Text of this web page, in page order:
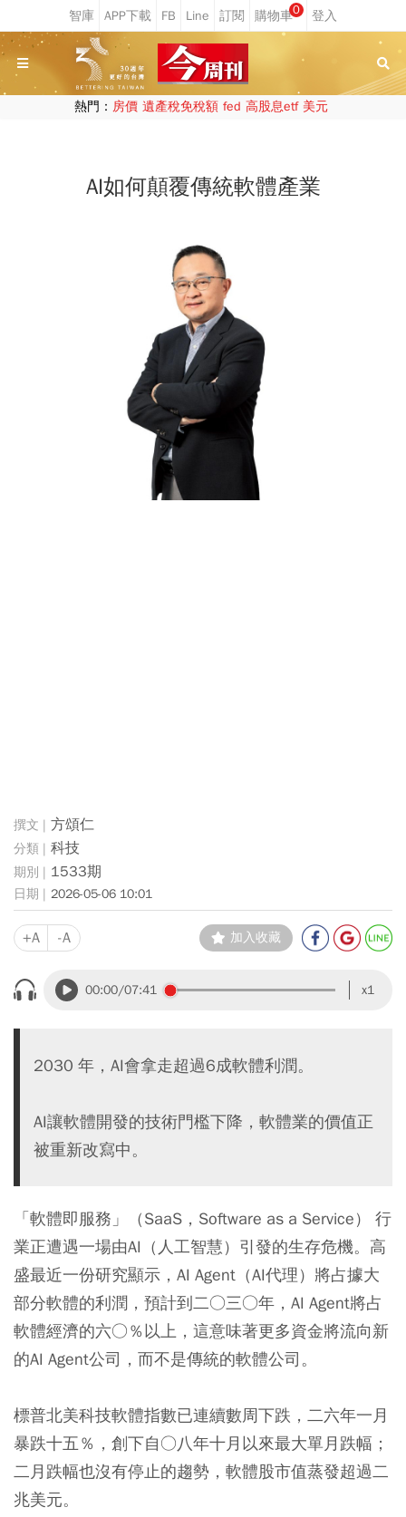
0
熱門： 房價 遺產稅免稅額 fed 高股息etf 美元
AI如何顛覆傳統軟體產業
方頌仁
科技
1533期
2026-05-06 10:01
+A -A 加入收藏
00:00/07:41 x1
2030 年，AI會拿走超過6成軟體利潤。
AI讓軟體開發的技術門檻下降，軟體業的價值正
被重新改寫中。
「軟體即服務」（SaaS，Software as a Service） 行
業正遭遇一場由AI（人工智慧）引發的生存危機。高
盛最近一份研究顯示，AI Agent（AI代理）將占據大
部分軟體的利潤，預計到二○三○年，AI Agent將占
軟體經濟的六○％以上，這意味著更多資金將流向新
的AI Agent公司，而不是傳統的軟體公司。
標普北美科技軟體指數已連續數周下跌，二六年一月
暴跌十五％，創下自○八年十月以來最大單月跌幅；
二月跌幅也沒有停止的趨勢，軟體股市值蒸發超過二
兆美元。